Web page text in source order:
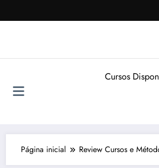
para
Cursos
Página inicial Review Cursos e